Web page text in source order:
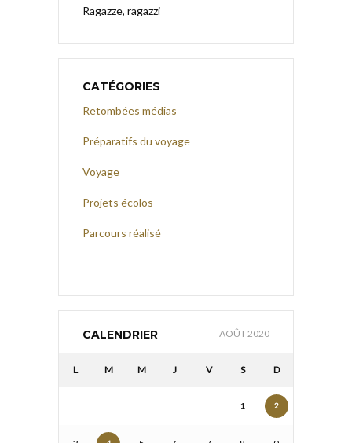
Ragazze, ragazzi
CATÉGORIES
Retombées médias
Préparatifs du voyage
Voyage
Projets écolos
Parcours réalisé
CALENDRIER AOÛT 2020
L M M J V S D
1 2